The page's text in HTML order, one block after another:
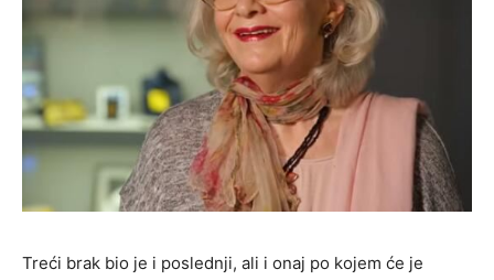
Treći brak bio je i poslednji, ali i onaj po kojem će je